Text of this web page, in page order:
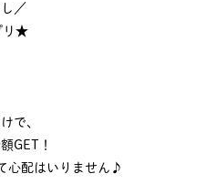
／
リ★
で、
GET！
心配はいりません♪